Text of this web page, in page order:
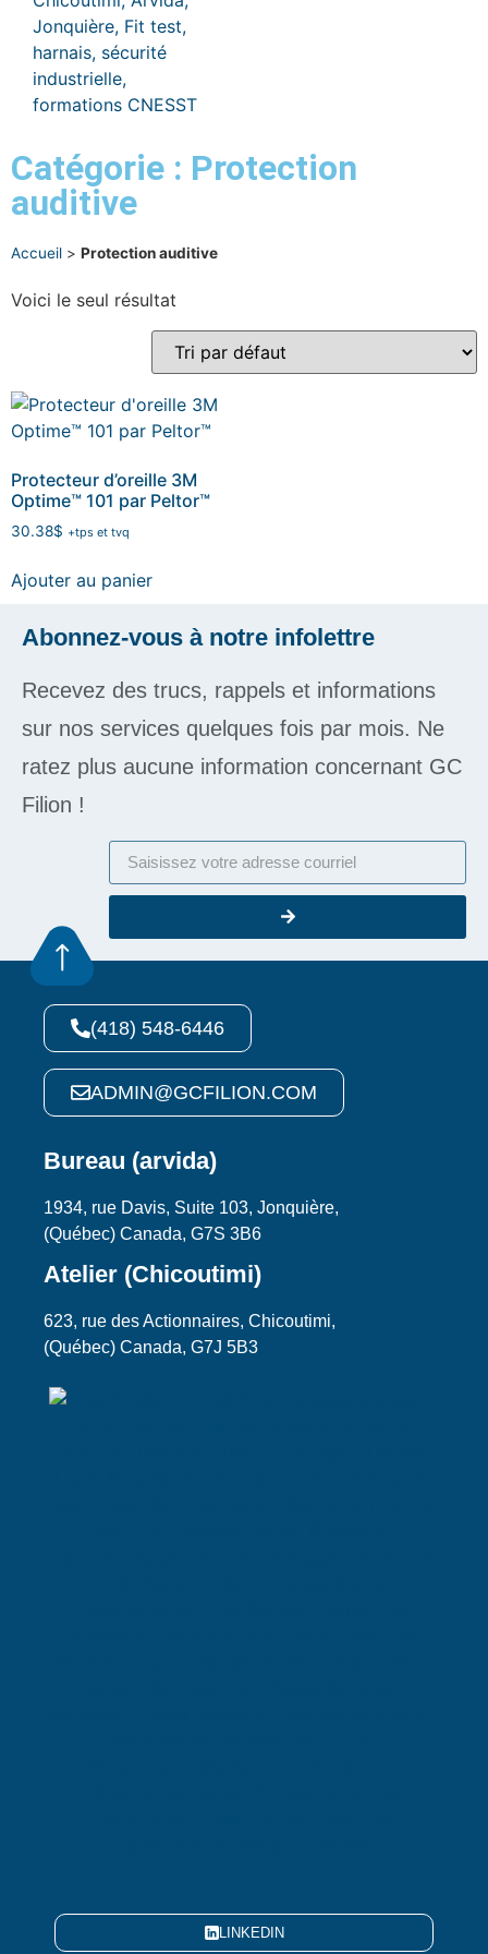
Catégorie : Protection
auditive
Accueil > Protection auditive
Voici le seul résultat
Protecteur d’oreille 3M
Optime™ 101 par Peltor™
30.38$ +tps et tvq
Ajouter au panier
Abonnez-vous à notre infolettre
Recevez des trucs, rappels et informations
sur nos services quelques fois par mois. Ne
ratez plus aucune information concernant GC
Filion !
(418) 548-6446
ADMIN@GCFILION.COM
Bureau (arvida)
1934, rue Davis, Suite 103, Jonquière,
(Québec) Canada, G7S 3B6
Atelier (Chicoutimi)
623, rue des Actionnaires, Chicoutimi,
(Québec) Canada, G7J 5B3
LINKEDIN